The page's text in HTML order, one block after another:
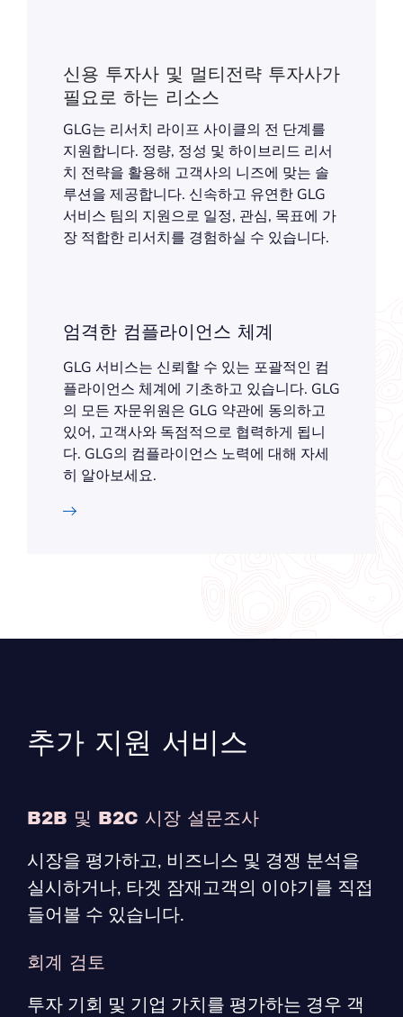
신용 투자사 및 멀티전략 투자사가
필요로 하는 리소스
GLG는 리서치 라이프 사이클의 전 단계를
지원합니다. 정량, 정성 및 하이브리드 리서
치 전략을 활용해 고객사의 니즈에 맞는 솔
루션을 제공합니다. 신속하고 유연한 GLG
서비스 팀의 지원으로 일정, 관심, 목표에 가
장 적합한 리서치를 경험하실 수 있습니다.
엄격한 컴플라이언스 체계
GLG 서비스는 신뢰할 수 있는 포괄적인 컴
플라이언스 체계에 기초하고 있습니다. GLG
의 모든 자문위원은 GLG 약관에 동의하고
있어, 고객사와 독점적으로 협력하게 됩니
다. GLG의 컴플라이언스 노력에 대해 자세
히 알아보세요.
추가 지원 서비스
B2B 및 B2C 시장 설문조사
시장을 평가하고, 비즈니스 및 경쟁 분석을
실시하거나, 타겟 잠재고객의 이야기를 직접
들어볼 수 있습니다.
회계 검토
투자 기회 및 기업 가치를 평가하는 경우 객